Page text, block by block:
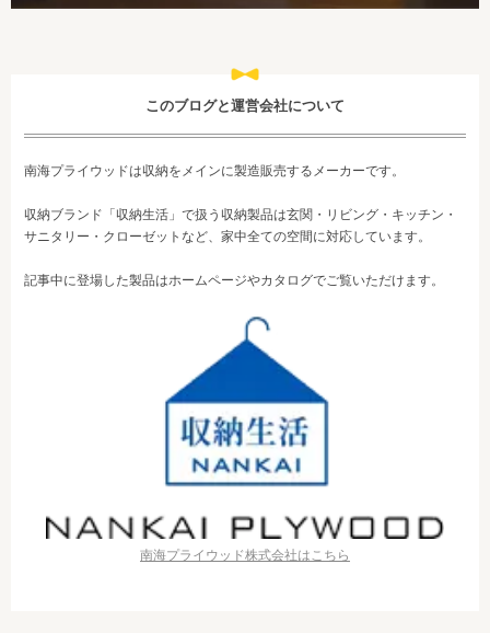
このブログと運営会社について
南海プライウッドは収納をメインに製造販売するメーカーです。
収納ブランド「収納生活」で扱う収納製品は玄関・リビング・キッチン・
サニタリー・クローゼットなど、家中全ての空間に対応しています。
記事中に登場した製品はホームページやカタログでご覧いただけます。
南海プライウッド株式会社はこちら